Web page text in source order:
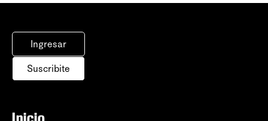
Ingresar
Suscribite